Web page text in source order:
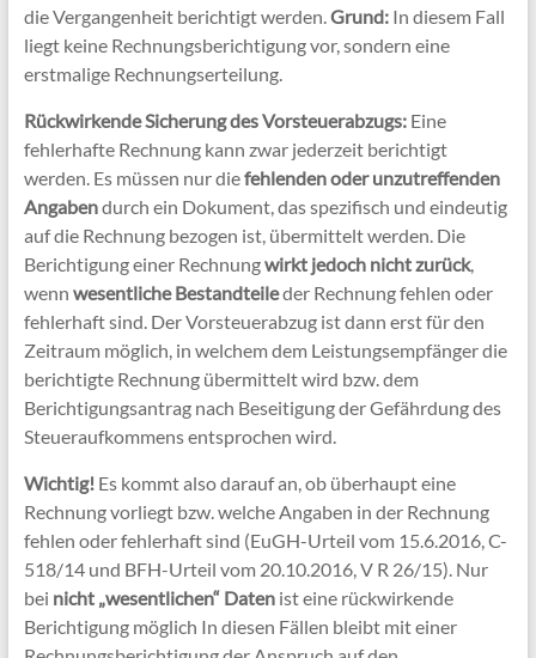
die Vergangenheit berichtigt werden.Grund:In diesem Fall
liegt keine Rechnungsberichtigung vor, sondern eine
erstmalige Rechnungserteilung.
Rückwirkende Sicherung des Vorsteuerabzugs:Eine
fehlerhafte Rechnung kann zwar jederzeit berichtigt
werden. Es müssen nur diefehlenden oder unzutreffenden
Angabendurch ein Dokument, das spezifisch und eindeutig
auf die Rechnung bezogen ist, übermittelt werden. Die
Berichtigung einer Rechnungwirkt jedoch nicht zurück,
wenn wesentliche Bestandteileder Rechnung fehlen oder
fehlerhaft sind. Der Vorsteuerabzug ist dann erst für den
Zeitraum möglich, in welchem dem Leistungsempfänger die
berichtigte Rechnung übermittelt wird bzw. dem
Berichtigungsantrag nach Beseitigung der Gefährdung des
Steueraufkommens entsprochen wird.
Wichtig!Es kommt also darauf an, ob überhaupt eine
Rechnung vorliegt bzw. welche Angaben in der Rechnung
fehlen oder fehlerhaft sind (EuGH-Urteil vom 15.6.2016, C-
518/14 und BFH-Urteil vom 20.10.2016, V R 26/15). Nur
bei nicht „wesentlichen“ Datenist eine rückwirkende
Berichtigung möglich In diesen Fällen bleibt mit einer